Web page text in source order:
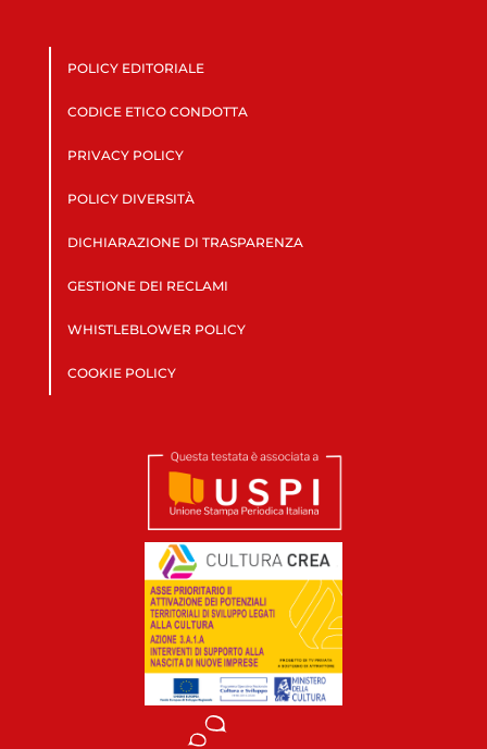
POLICY EDITORIALE
CODICE ETICO CONDOTTA
PRIVACY POLICY
POLICY DIVERSITÀ
DICHIARAZIONE DI TRASPARENZA
GESTIONE DEI RECLAMI
WHISTLEBLOWER POLICY
COOKIE POLICY